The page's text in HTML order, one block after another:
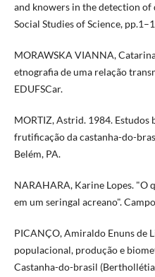
and knowers in the detection of
Social Studies of Science,
MORAWSKA VIANNA,
etnografia de uma relação
EDUFSCar.
MORTIZ, Astrid. 1984. Estudos
frutificação da castanha-do-
Belém, PA.
NARAHARA, Karine Lopes. "O
em um seringal acreano".
PICANÇO, Amiraldo Enuns de
populacional, produção e
Castanha-do-brasil (Berthollétia